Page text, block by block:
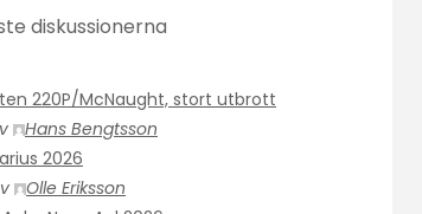
diskussionerna
220P/McNaught, stort utbrott
Hans Bengtsson
2026
Olle Eriksson